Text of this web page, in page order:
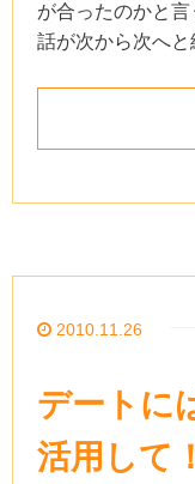
が合ったのかと
話が次から次へ
2010.11.26
デートに
活用して！